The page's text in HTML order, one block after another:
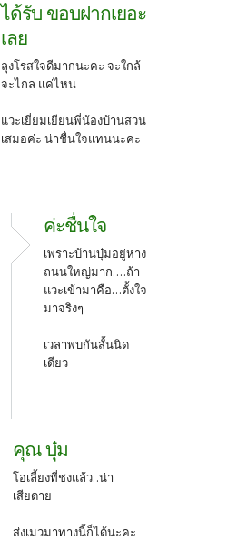
ได้รับ ขอบฝากเยอะ
เลย
ลุงโรสใจดีมากนะคะ จะใกล้
จะไกล แค่ไหน
แวะเยี่ยมเยียนพี่น้องบ้านสวน
เสมอค่ะ น่าชื่นใจแทนนะคะ
ค่ะชื่นใจ
เพราะบ้านบุ๋มอยู่ห่าง
ถนนใหญ่มาก....ถ้า
แวะเข้ามาคือ...ตั้งใจ
มาจริงๆ
เวลาพบกันสั้นนิด
เดียว
คุณ บุ๋ม
โอเลี้ยงที่ชงแล้ว..น่า
เสียดาย
ส่งเมวมาทางนี้ก็ได้นะคะ